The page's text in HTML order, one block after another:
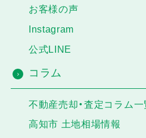
お客様の声
Instagram
公式LINE
コラム
不動産売却・査定コラム一
高知市 土地相場情報